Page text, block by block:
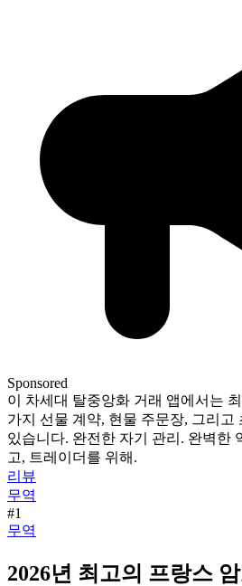
Sponsored
이 차세대 탈중앙화 거래 앱에서는
가지 선물 계약, 현물 주문장, 그리고
있습니다. 완전한 자기 관리. 완벽한
고, 트레이더를 위해.
리뷰
무역
#1
무역
2026년 최고의 프랑스